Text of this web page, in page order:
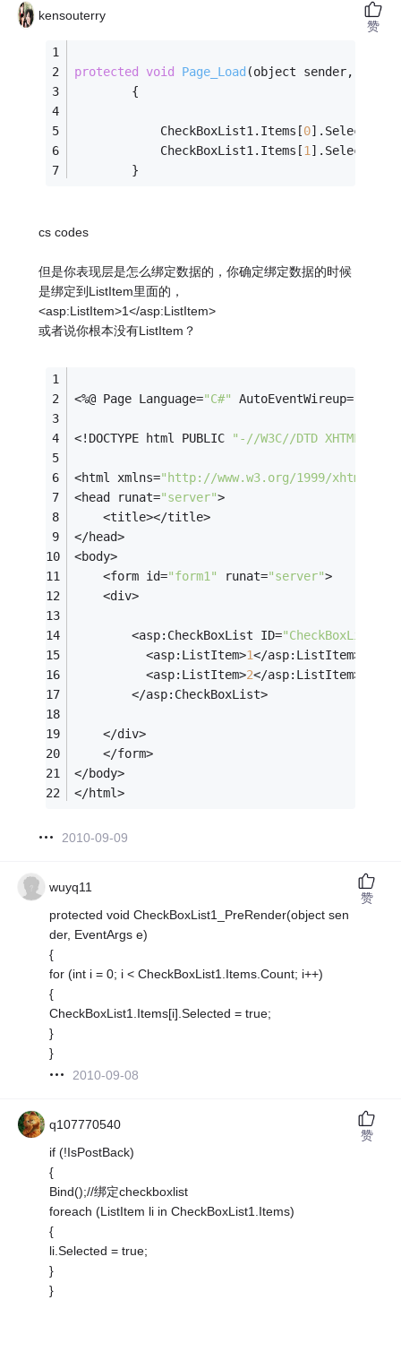
kensouterry
protected void Page_Load (object sender,
        {
            CheckBoxList1.Items[
0].Selected
            CheckBoxList1.Items[
1 ].Selected
        }
cs codes
但是你表现层是怎么绑定数据的，你确定绑定数据的时候
是绑定到ListItem里面的，
<asp:ListItem>1</asp:ListItem>
或者说你根本没有ListItem？
<%@ Page Language="C#" AutoEventWireup=
<!DOCTYPE html PUBLIC "-//W3C//DTD XHTML
<html xmlns="http://www.w3.org/1999/xhtml"
<head runat="server">
    <title></title>
</head>
<body>
    <form id=
"form1" runat="server">
    <div>
        <asp:CheckBoxList ID=
"CheckBoxList1"
          <asp:ListItem>
1</asp:ListItem>
          <asp:ListItem>
2</asp:ListItem>
        </asp:CheckBoxList>
    </div>
    </form>
</body>
</html>
2010-09-09
赞
wuyq11
protected void CheckBoxList1_PreRender(object sen
der, EventArgs e)
{
for (int i = 0; i < CheckBoxList1.Items.Count; i++)
{
CheckBoxList1.Items[i].Selected = true;
}
}
2010-09-08
赞
q107770540
if (!IsPostBack)
{
Bind();//绑定checkboxlist
foreach (ListItem li in CheckBoxList1.Items)
{
li.Selected = true;
}
}
赞